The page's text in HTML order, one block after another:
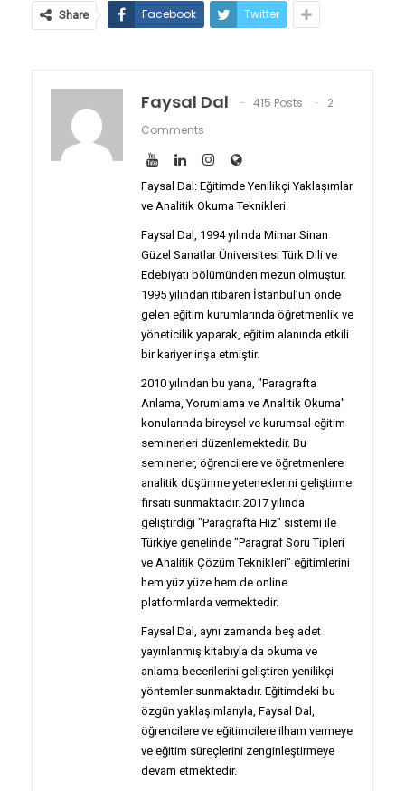
Share Facebook Twitter
Faysal Dal 415 Posts
2
Comments
Faysal Dal: Eğitimde Yenilikçi Yaklaşımlar
ve Analitik Okuma Teknikleri
Faysal Dal, 1994 yılında Mimar Sinan
Güzel Sanatlar Üniversitesi Türk Dili ve
Edebiyatı bölümünden mezun olmuştur.
1995 yılından itibaren İstanbul’un önde
gelen eğitim kurumlarında öğretmenlik ve
yöneticilik yaparak, eğitim alanında etkili
bir kariyer inşa etmiştir.
2010 yılından bu yana, "Paragrafta
Anlama, Yorumlama ve Analitik Okuma"
konularında bireysel ve kurumsal eğitim
seminerleri düzenlemektedir. Bu
seminerler, öğrencilere ve öğretmenlere
analitik düşünme yeteneklerini geliştirme
fırsatı sunmaktadır. 2017 yılında
geliştirdiği "Paragrafta Hız" sistemi ile
Türkiye genelinde "Paragraf Soru Tipleri
ve Analitik Çözüm Teknikleri" eğitimlerini
hem yüz yüze hem de online
platformlarda vermektedir.
Faysal Dal, aynı zamanda beş adet
yayınlanmış kitabıyla da okuma ve
anlama becerilerini geliştiren yenilikçi
yöntemler sunmaktadır. Eğitimdeki bu
özgün yaklaşımlarıyla, Faysal Dal,
öğrencilere ve eğitimcilere ilham vermeye
ve eğitim süreçlerini zenginleştirmeye
devam etmektedir.